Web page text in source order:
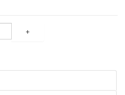
+